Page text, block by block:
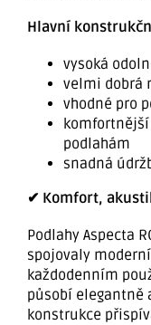
Hlavní
vysoká
velmi dobrá
vhodné pro
podlahám
snadná
✔ Komfort,
Podlahy Aspecta
spojovaly
každodenním
působí elegantně
konstrukce